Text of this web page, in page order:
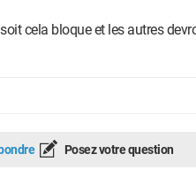
cela bloque et les autres
Posez votre question